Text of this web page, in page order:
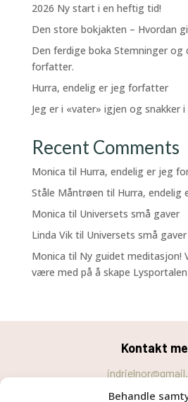
Behandle
2026 Ny start i en heftig tid!
Den store bokjakten – Hvordan
Den ferdige boka Stemninger og
forfatter.
Hurra, endelig er jeg forfatter
Jeg er i «vater» igjen og snakker
Recent Comments
Monica til Hurra, endelig er jeg
Ståle Måntrøen til Hurra,
Monica til Universets små gaver
Linda Viktil Universets små gaver
Monica til Ny guidet meditasjon!
være med på å skape
Kontakt